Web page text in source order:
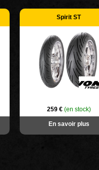
Spirit ST
259 € (en stock)
En savoir plus